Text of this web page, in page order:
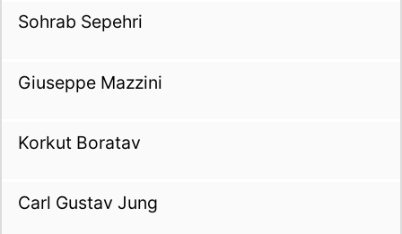
Sohrab Sepehri
Giuseppe Mazzini
Korkut Boratav
Carl Gustav Jung